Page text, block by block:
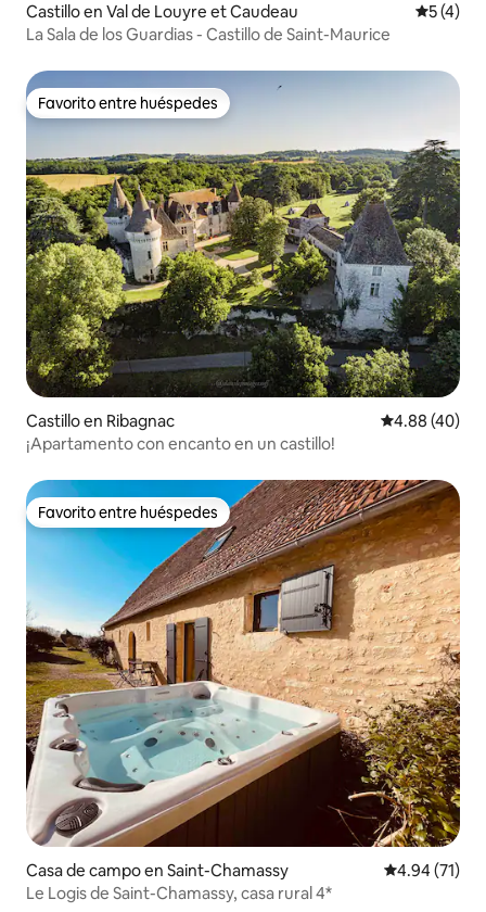
Castillo en Val de Louyre et Caudeau
5 (4)
La Sala de los Guardias - Castillo de Saint-Maurice
Favorito entre huéspedes
Favorito entre huéspedes
Castillo en Ribagnac Calificación
4.88 (40)
¡Apartamento con encanto en un castillo!
Favorito entre huéspedes
Favorito entre huéspedes
Casa de campo en Saint-Chamassy Calificación
4.94 (71)
Le Logis de Saint-Chamassy, casa rural 4*